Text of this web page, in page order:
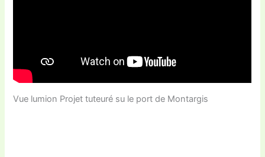
Vue lumion Projet tuteuré su le port de Montargis